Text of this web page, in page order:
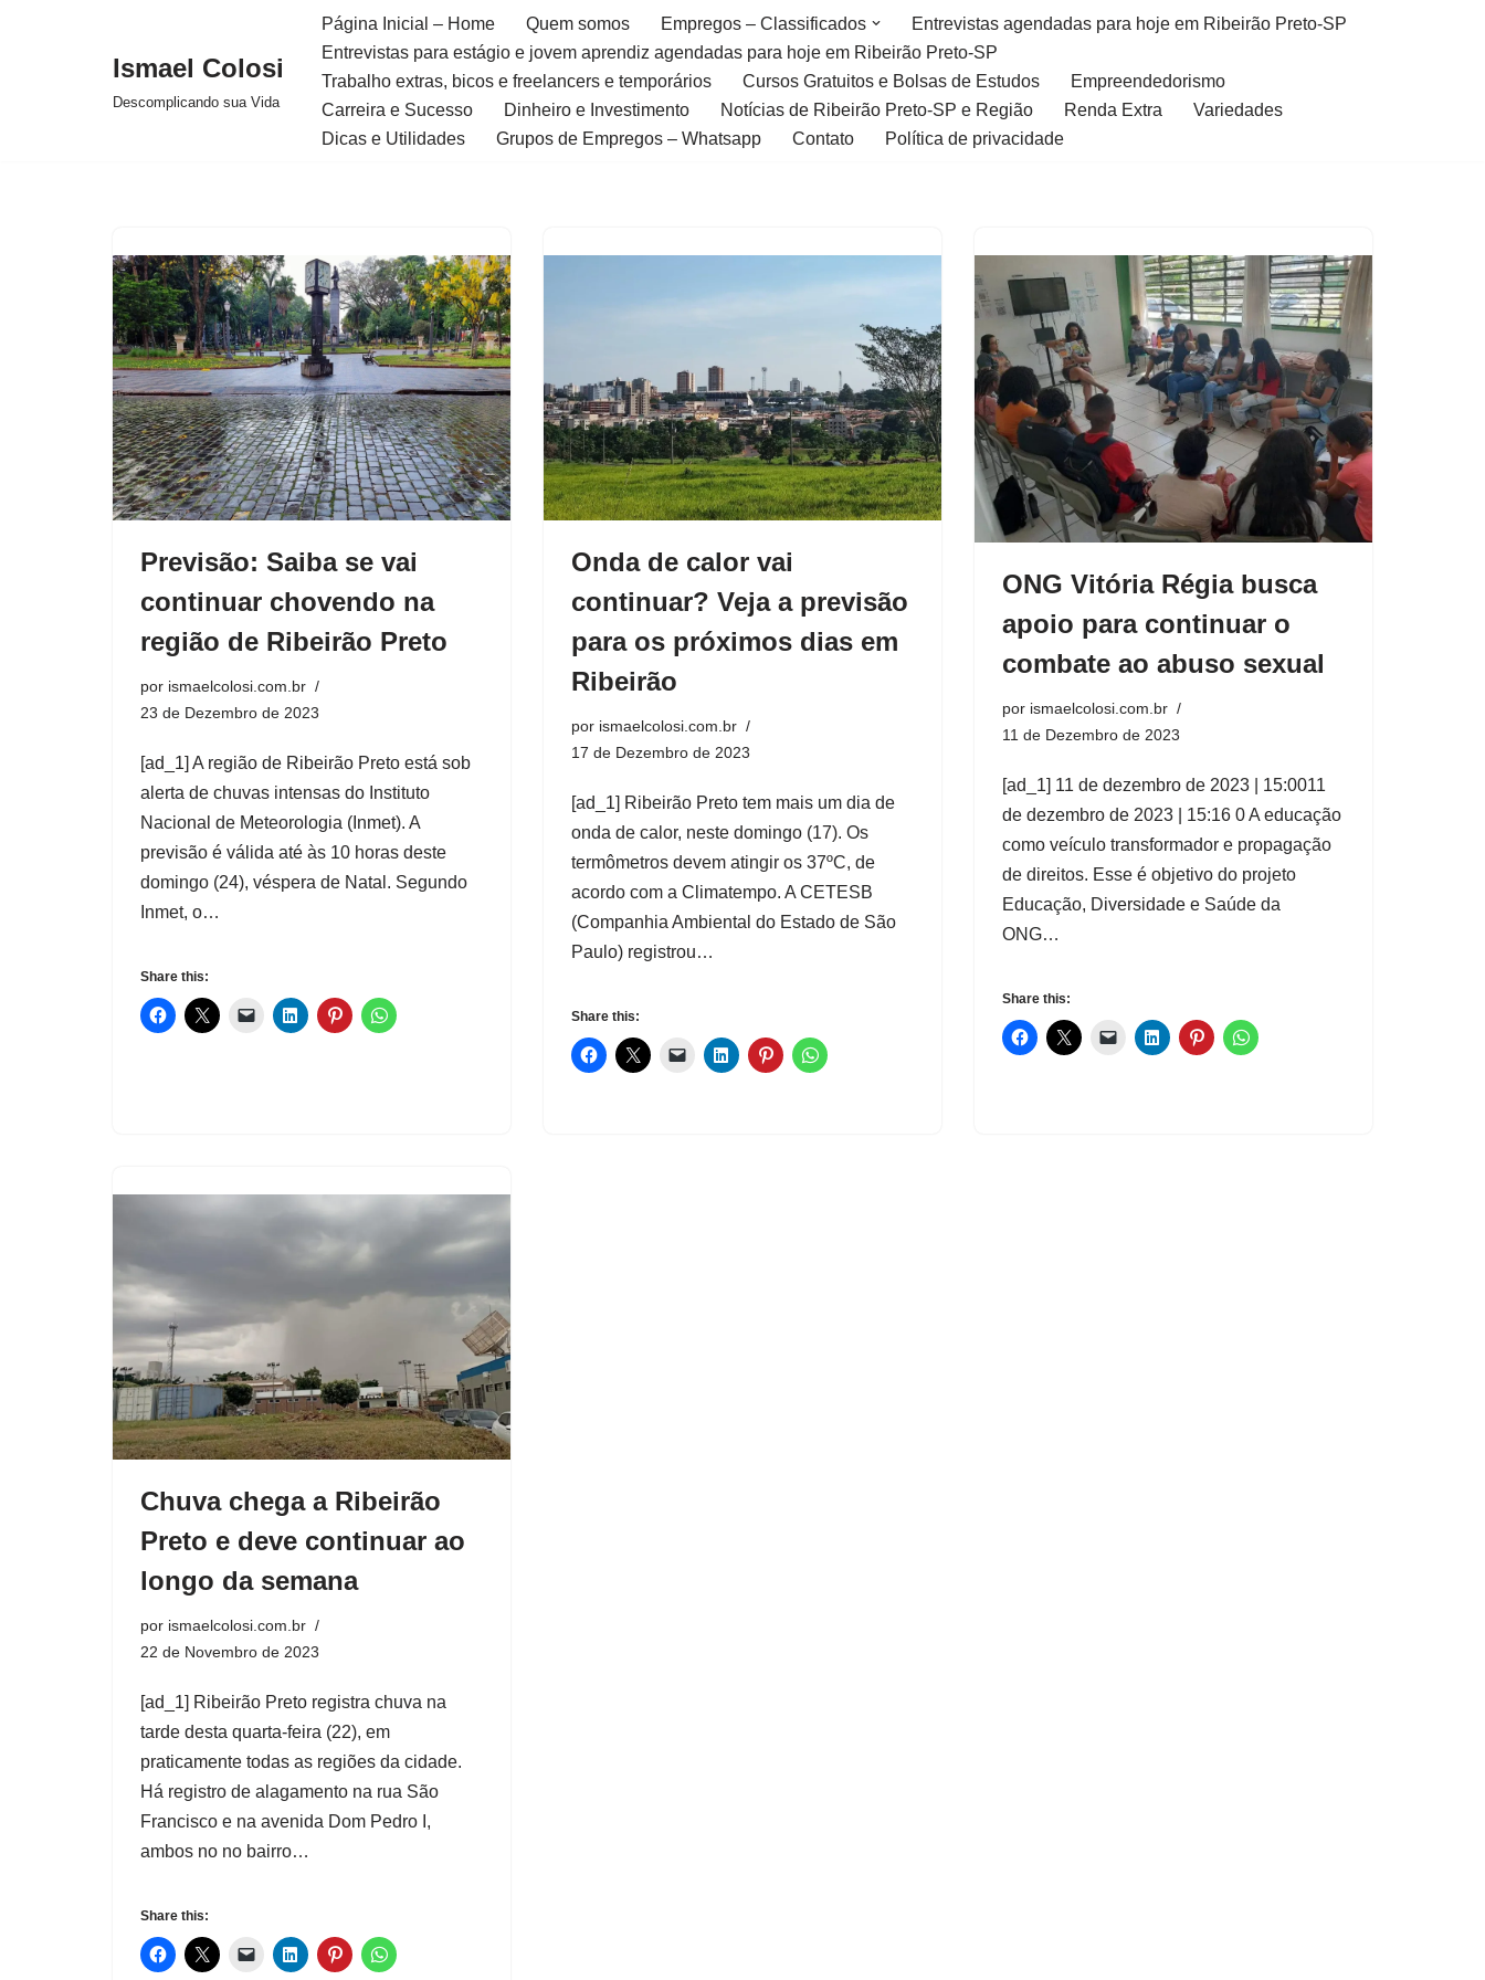
Ismael Colosi
Descomplicando sua Vida
Página Inicial – Home Quem somos Empregos – Classificados
Entrevistas agendadas para hoje em Ribeirão Preto-SP
Entrevistas para estágio e jovem aprendiz agendadas para hoje em Ribeirão Preto-SP
Trabalho extras, bicos e freelancers e temporários
Cursos Gratuitos e Bolsas de Estudos
Empreendedorismo
Carreira e Sucesso
Dinheiro e Investimento Notícias de Ribeirão Preto-SP e Região Renda Extra
Variedades
Dicas e Utilidades
Grupos de Empregos – Whatsapp Contato Política de privacidade
Previsão: Saiba se vai
continuar chovendo na
região de Ribeirão Preto
por ismaelcolosi.com.br
23 de Dezembro de 2023
[ad_1] A região de Ribeirão Preto está sob
alerta de chuvas intensas do Instituto
Nacional de Meteorologia (Inmet). A
previsão é válida até às 10 horas deste
domingo (24), véspera de Natal. Segundo
Inmet, o…
Share this:
Onda de calor vai
continuar? Veja a previsão
para os próximos dias em
Ribeirão
por ismaelcolosi.com.br
17 de Dezembro de 2023
[ad_1] Ribeirão Preto tem mais um dia de
onda de calor, neste domingo (17). Os
termômetros devem atingir os 37ºC, de
acordo com a Climatempo. A CETESB
(Companhia Ambiental do Estado de São
Paulo) registrou…
Share this:
ONG Vitória Régia busca
apoio para continuar o
combate ao abuso sexual
por ismaelcolosi.com.br
11 de Dezembro de 2023
[ad_1] 11 de dezembro de 2023 | 15:0011
de dezembro de 2023 | 15:16 0 A educação
como veículo transformador e propagação
de direitos. Esse é objetivo do projeto
Educação, Diversidade e Saúde da
ONG…
Share this:
Chuva chega a Ribeirão
Preto e deve continuar ao
longo da semana
por ismaelcolosi.com.br
22 de Novembro de 2023
[ad_1] Ribeirão Preto registra chuva na
tarde desta quarta-feira (22), em
praticamente todas as regiões da cidade.
Há registro de alagamento na rua São
Francisco e na avenida Dom Pedro I,
ambos no no bairro…
Share this: